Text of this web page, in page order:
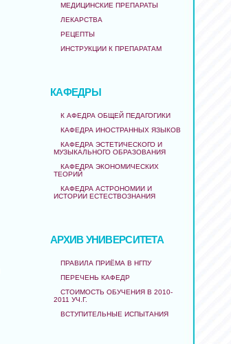
МЕДИЦИНСКИЕ ПРЕПАРАТЫ
ЛЕКАРСТВА
РЕЦЕПТЫ
ИНСТРУКЦИИ К ПРЕПАРАТАМ
КАФЕДРЫ
К АФЕДРА ОБЩЕЙ ПЕДАГОГИКИ
КАФЕДРА ИНОСТРАННЫХ ЯЗЫКОВ
КАФЕДРА ЭСТЕТИЧЕСКОГО И
МУЗЫКАЛЬНОГО ОБРАЗОВАНИЯ
КАФЕДРА ЭКОНОМИЧЕСКИХ
ТЕОРИЙ
КАФЕДРА АСТРОНОМИИ И
ИСТОРИИ ЕСТЕСТВОЗНАНИЯ
АРХИВ УНИВЕРСИТЕТА
ПРАВИЛА ПРИЁМА В НГПУ
ПЕРЕЧЕНЬ КАФЕДР
СТОИМОСТЬ ОБУЧЕНИЯ В 2010-
2011 УЧ.Г.
ВСТУПИТЕЛЬНЫЕ ИСПЫТАНИЯ